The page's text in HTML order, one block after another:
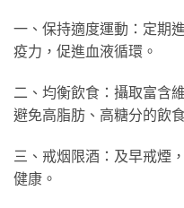
一、保持適度運動：定期
疫力，促進血液循環。
二、均衡飲食：攝取富含
避免高脂肪、高糖分的飲
三、戒烟限酒：及早戒煙
健康。